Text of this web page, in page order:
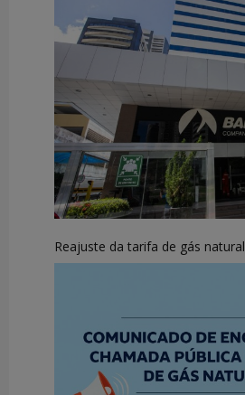
Reajuste da tarifa de gás natural